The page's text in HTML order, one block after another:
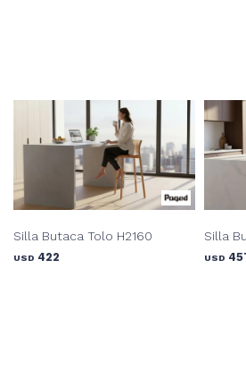
Silla Butaca Tolo H2160
USD 422
Silla
USD